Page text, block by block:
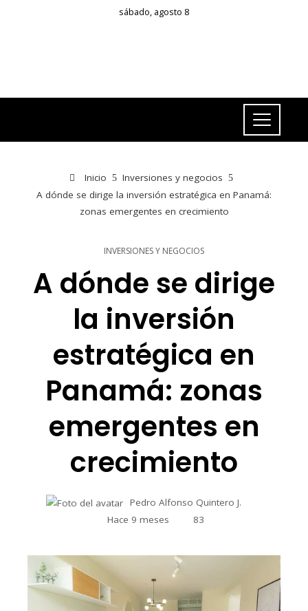
sábado, agosto 8
Inicio
Inversiones y negocios
A dónde se dirige la inversión estratégica en Panamá:
zonas emergentes en crecimiento
INVERSIONES Y NEGOCIOS
A dónde se dirige
la inversión
estratégica en
Panamá: zonas
emergentes en
crecimiento
Pedro Alfonso Quintero J.
Hace 9 meses
83